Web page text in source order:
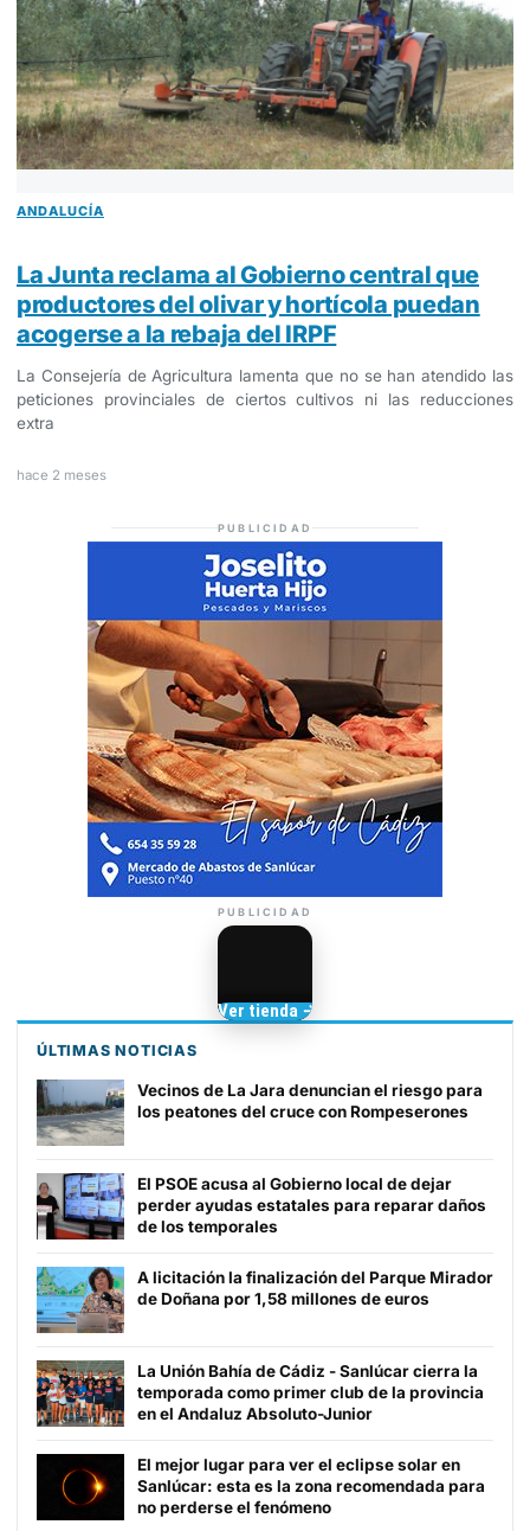
ANDALUCÍA
La Junta reclama al Gobierno central que
productores del olivar y hortícola puedan
acogerse a la rebaja del IRPF
La Consejería de Agricultura lamenta que no se han atendido las
peticiones provinciales de ciertos cultivos ni las reducciones
extra
hace 2 meses
PUBLICIDAD
PUBLICIDAD
TIENDA DE
Camisetas de Sanlúcar
Ver tienda →
ÚLTIMAS NOTICIAS
Vecinos de La Jara denuncian el riesgo para
los peatones del cruce con Rompeserones
El PSOE acusa al Gobierno local de dejar
perder ayudas estatales para reparar daños
de los temporales
A licitación la finalización del Parque Mirador
de Doñana por 1,58 millones de euros
La Unión Bahía de Cádiz - Sanlúcar cierra la
temporada como primer club de la provincia
en el Andaluz Absoluto-Junior
El mejor lugar para ver el eclipse solar en
Sanlúcar: esta es la zona recomendada para
no perderse el fenómeno